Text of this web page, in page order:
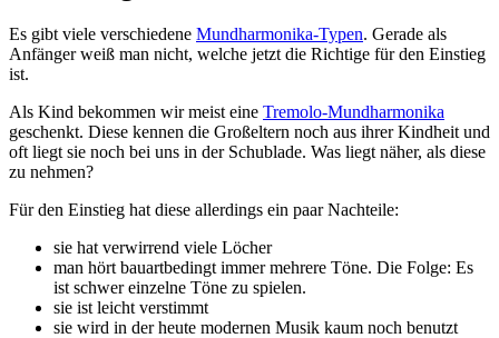
Es gibt viele verschiedene Mundharmonika-Typen. Gerade als
Anfänger weiß man nicht, welche jetzt die Richtige für den Einstieg
ist.
Als Kind bekommen wir meist eine Tremolo-Mundharmonika
geschenkt. Diese kennen die Großeltern noch aus ihrer Kindheit und
oft liegt sie noch bei uns in der Schublade. Was liegt näher, als diese
zu nehmen?
Für den Einstieg hat diese allerdings ein paar Nachteile:
sie hat verwirrend viele Löcher
man hört bauartbedingt immer mehrere Töne. Die Folge: Es
ist schwer einzelne Töne zu spielen.
sie ist leicht verstimmt
sie wird in der heute modernen Musik kaum noch benutzt